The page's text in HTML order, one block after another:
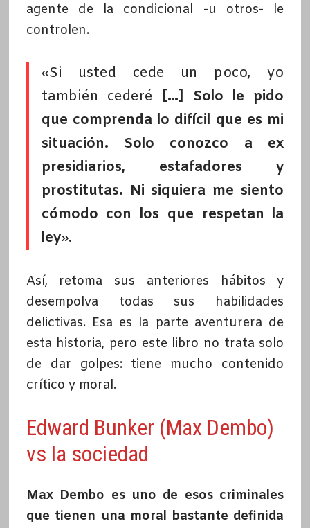
agente de la condicional -u otros- le
controlen.
«Si usted cede un poco, yo
también cederé […] Solo le pido
que comprenda lo difícil que es mi
situación. Solo conozco a ex
presidiarios, estafadores y
prostitutas. Ni siquiera me siento
cómodo con los que respetan la
ley».
Así, retoma sus anteriores hábitos y
desempolva todas sus habilidades
delictivas. Esa es la parte aventurera de
esta historia, pero este libro no trata solo
de dar golpes: tiene mucho contenido
crítico y moral.
Edward Bunker (Max Dembo)
vs la sociedad
Max Dembo es uno de esos criminales
que tienen una moral bastante definida